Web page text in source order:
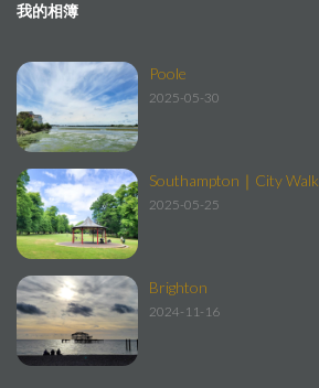
我的相簿
Poole
2025-05-30
Southampton｜City Walk
2025-05-25
Brighton
2024-11-16